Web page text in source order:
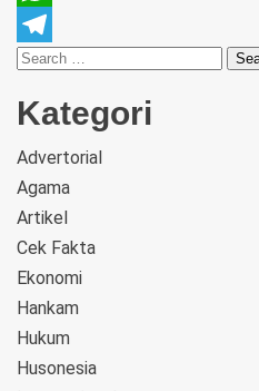
WhatsApp
Telegram
Kategori
Advertorial
Agama
Artikel
Cek Fakta
Ekonomi
Hankam
Hukum
Husonesia